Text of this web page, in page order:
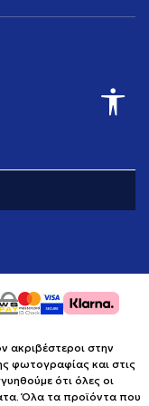
ακριβέστεροι στην
φωτογραφίας και στις
ότι όλες οι
Όλα τα προϊόντα που